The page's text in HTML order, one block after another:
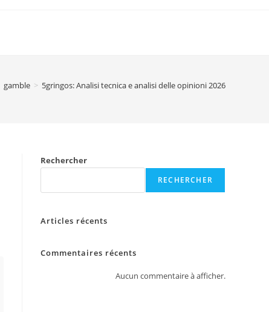
gamble > 5gringos: Analisi tecnica e analisi delle opinioni 2026
Rechercher
RECHERCHER
Articles récents
Commentaires récents
Aucun commentaire à afficher.